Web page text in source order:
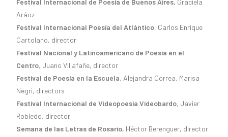
Festival Internacional de Poesía de Buenos Aires, Graciela
Aráoz
Festival Internacional Poesía del Atlántico, Carlos Enrique
Cartolano, director
Festival Nacional y Latinoamericano de Poesía en el
Centro, Juano Villafañe, director
Festival de Poesía en la Escuela, Alejandra Correa, Marisa
Negri, directors
Festival Internacional de Videopoesia Videobardo, Javier
Robledo, director
Semana de las Letras de Rosario, Héctor Berenguer, director